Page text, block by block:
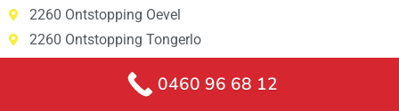
2260 Ontstopping Oevel
2260 Ontstopping Tongerlo
2260 Ontstopping Zoerle-Parwijs
0460 96 68 12